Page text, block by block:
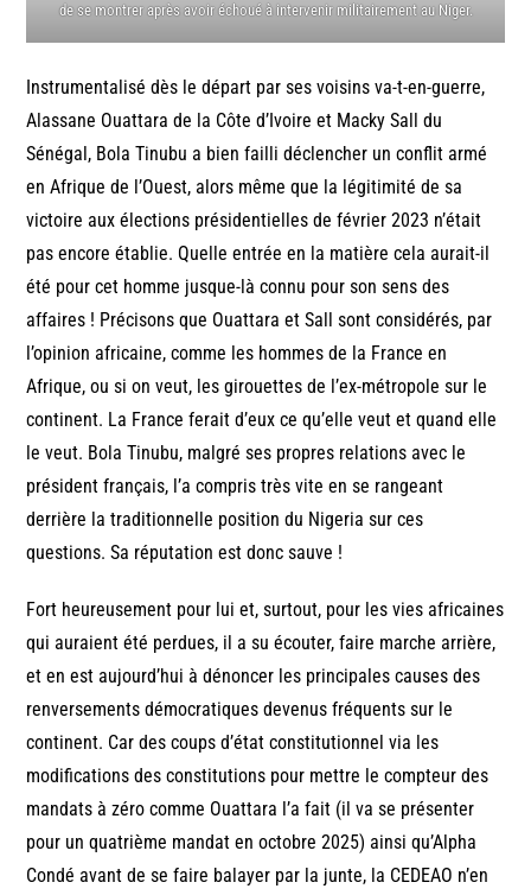
de se montrer après avoir échoué à intervenir militairement au Niger.
Instrumentalisé dès le départ par ses voisins va-t-en-guerre,
Alassane Ouattara de la Côte d’Ivoire et Macky Sall du
Sénégal, Bola Tinubu a bien failli déclencher un conflit armé
en Afrique de l’Ouest, alors même que la légitimité de sa
victoire aux élections présidentielles de février 2023 n’était
pas encore établie. Quelle entrée en la matière cela aurait-il
été pour cet homme jusque-là connu pour son sens des
affaires ! Précisons que Ouattara et Sall sont considérés, par
l’opinion africaine, comme les hommes de la France en
Afrique, ou si on veut, les girouettes de l’ex-métropole sur le
continent. La France ferait d’eux ce qu’elle veut et quand elle
le veut. Bola Tinubu, malgré ses propres relations avec le
président français, l’a compris très vite en se rangeant
derrière la traditionnelle position du Nigeria sur ces
questions. Sa réputation est donc sauve !
Fort heureusement pour lui et, surtout, pour les vies africaines
qui auraient été perdues, il a su écouter, faire marche arrière,
et en est aujourd’hui à dénoncer les principales causes des
renversements démocratiques devenus fréquents sur le
continent. Car des coups d’état constitutionnel via les
modifications des constitutions pour mettre le compteur des
mandats à zéro comme Ouattara l’a fait (il va se présenter
pour un quatrième mandat en octobre 2025) ainsi qu’Alpha
Condé avant de se faire balayer par la junte, la CEDEAO n’en